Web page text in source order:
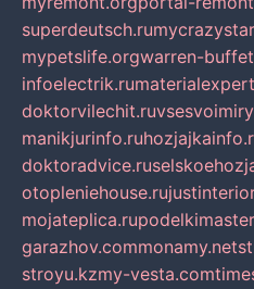
superdeutsch.ru
mypetslife.orgwarren-
infoelectrik.ru
doktorvilechit.ru
manikjurinfo.ru
doktoradvice.ru
otopleniehouse.ru
mojateplica.ru
garazhov.commonamy.net
stroyu.kzmy-vesta.com